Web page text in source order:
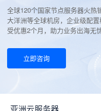
全球120个国家节点服务器火热
大洋洲等全球机房，企业级配
受优惠2个月，助力业务出海无忧
立即咨询